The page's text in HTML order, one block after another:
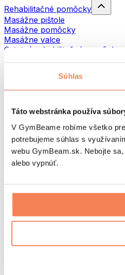
Súhlas
Táto webstránka používa
V GymBeame robíme všetko
potrebujeme súhlas s
webu GymBeam.sk. Nebojte
alebo vypnúť.
Rehabilitačné pomôcky
Masážne pištole
Masážne pomôcky
Masážne valce
Ostatné rehabilitačné pomôcky
Tašky a batohy
Tašky na jedlo a príslušenstvo
Pomôcky podľa aktivity
Beh
Bojové športy
Cyklistika
Joga a pilates
Otužovanie
Turistika
Vodné filtre a kanvice
Pracie prostriedky